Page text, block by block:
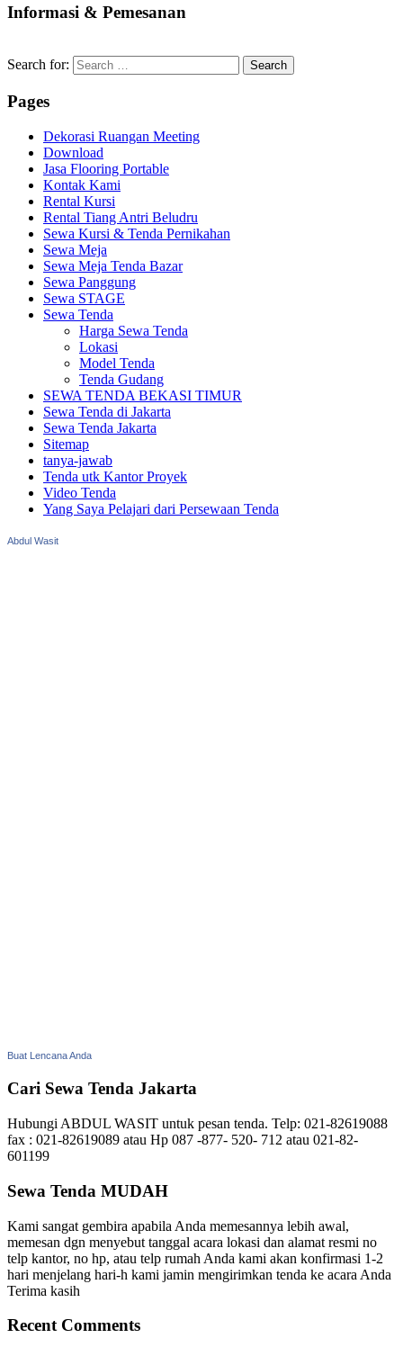
Informasi & Pemesanan
Search for:
Pages
Dekorasi Ruangan Meeting
Download
Jasa Flooring Portable
Kontak Kami
Rental Kursi
Rental Tiang Antri Beludru
Sewa Kursi & Tenda Pernikahan
Sewa Meja
Sewa Meja Tenda Bazar
Sewa Panggung
Sewa STAGE
Sewa Tenda
Harga Sewa Tenda
Lokasi
Model Tenda
Tenda Gudang
SEWA TENDA BEKASI TIMUR
Sewa Tenda di Jakarta
Sewa Tenda Jakarta
Sitemap
tanya-jawab
Tenda utk Kantor Proyek
Video Tenda
Yang Saya Pelajari dari Persewaan Tenda
Abdul Wasit
Buat Lencana Anda
Cari Sewa Tenda Jakarta
Hubungi ABDUL WASIT untuk pesan tenda. Telp: 021-82619088
fax : 021-82619089 atau Hp 087 -877- 520- 712 atau 021-82-
601199
Sewa Tenda MUDAH
Kami sangat gembira apabila Anda memesannya lebih awal,
memesan dgn menyebut tanggal acara lokasi dan alamat resmi no
telp kantor, no hp, atau telp rumah Anda kami akan konfirmasi 1-2
hari menjelang hari-h kami jamin mengirimkan tenda ke acara Anda
Terima kasih
Recent Comments